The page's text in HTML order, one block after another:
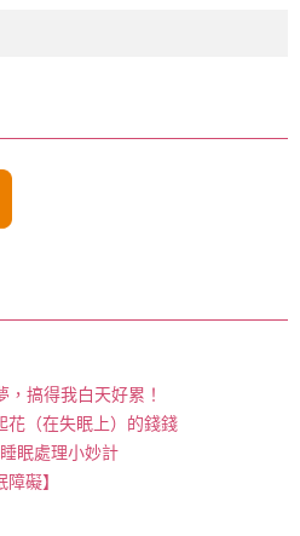
，搞得我白天好累！
花（在失眠上）的錢錢
眠處理小妙計
礙】